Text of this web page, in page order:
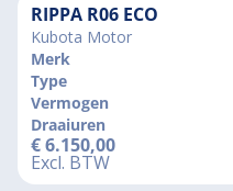
RIPPA R06 ECO
Kubota Motor
Merk
Type
Vermogen
Draaiuren
€6.150,00
Excl. BTW